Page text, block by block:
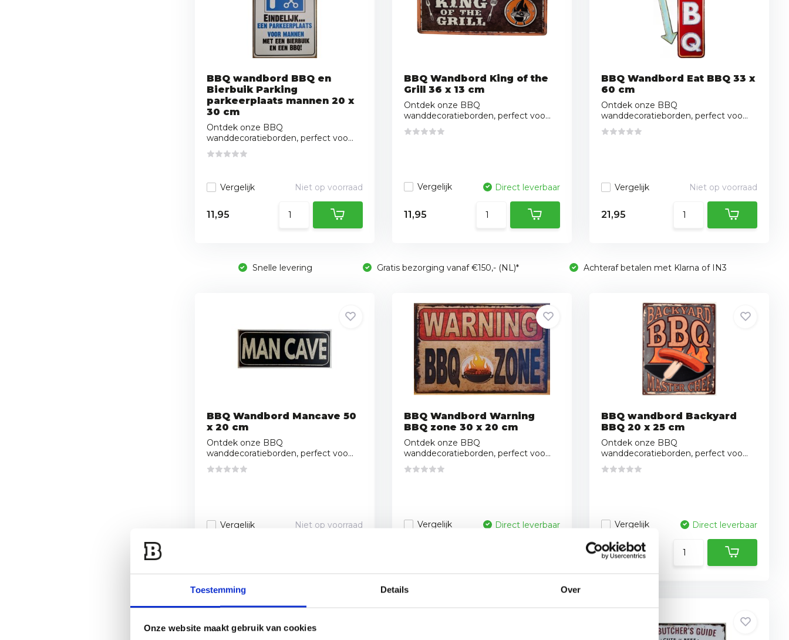
Toestemming Details Over
Onze website maakt gebruik van cookies
BBQ wandbord BBQ en
Bierbuik Parking
parkeerplaats mannen 20 x
30 cm
Ontdek onze BBQ
wanddecoratieborden, perfect voo...
Vergelijk Niet op voorraad
11,95
BBQ Wandbord King of the
Grill 36 x 13 cm
Ontdek onze BBQ
wanddecoratieborden, perfect voo...
Vergelijk Direct leverbaar
11,95
BBQ Wandbord Eat BBQ 33 x
60 cm
Ontdek onze BBQ
wanddecoratieborden, perfect voo...
Vergelijk Niet op voorraad
21,95
Snelle levering Gratis bezorging vanaf €150,- (NL)* Achteraf betalen met Klarna of IN3
BBQ Wandbord Mancave 50
x 20 cm
Ontdek onze BBQ
wanddecoratieborden, perfect voo...
Vergelijk Niet op voorraad
BBQ Wandbord Warning
BBQ zone 30 x 20 cm
Ontdek onze BBQ
wanddecoratieborden, perfect voo...
Vergelijk Direct leverbaar
BBQ wandbord Backyard
BBQ 20 x 25 cm
Ontdek onze BBQ
wanddecoratieborden, perfect voo...
Vergelijk Direct leverbaar
11,95